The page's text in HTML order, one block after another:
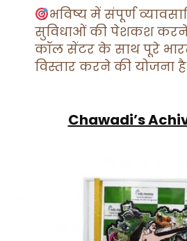
भविष्य में संपूर्ण
सुविधाओं की पेशकश
कॉल सेंटर के साथ पूरे
विस्तार करने की योजना
Chawadi’s